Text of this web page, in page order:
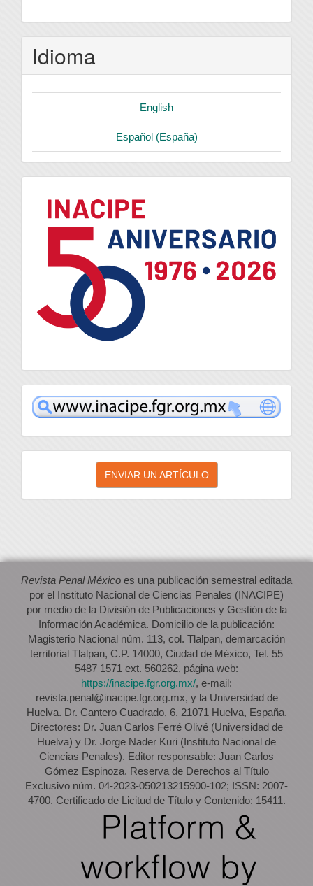
Idioma
English
Español (España)
logo
inacipe
Enviar
artículo
ENVIAR UN ARTÍCULO
Revista Penal México es una publicación semestral editada
por el Instituto Nacional de Ciencias Penales (INACIPE)
por medio de la División de Publicaciones y Gestión de la
Información Académica. Domicilio de la publicación:
Magisterio Nacional núm. 113, col. Tlalpan, demarcación
territorial Tlalpan, C.P. 14000, Ciudad de México, Tel. 55
5487 1571 ext. 560262, página web:
https://inacipe.fgr.org.mx/, e-mail:
revista.penal@inacipe.fgr.org.mx, y la Universidad de
Huelva. Dr. Cantero Cuadrado, 6. 21071 Huelva, España.
Directores: Dr. Juan Carlos Ferré Olivé (Universidad de
Huelva) y Dr. Jorge Nader Kuri (Instituto Nacional de
Ciencias Penales). Editor responsable: Juan Carlos
Gómez Espinoza. Reserva de Derechos al Título
Exclusivo núm. 04-2023-050213215900-102; ISSN: 2007-
4700. Certificado de Licitud de Título y Contenido: 15411.